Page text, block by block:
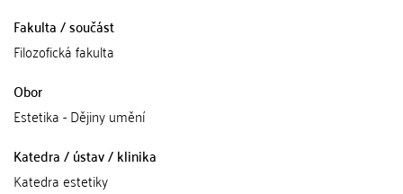
Fakulta / součást
Filozofická fakulta
Obor
Estetika - Dějiny umění
Katedra / ústav / klinika
Katedra estetiky